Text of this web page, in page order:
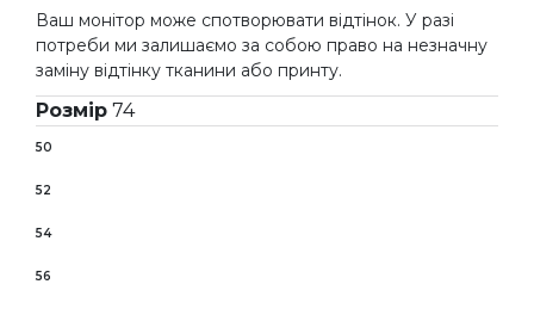
Ваш монітор може спотворювати відтінок. У разі
потреби ми залишаємо за собою право на незначну
заміну відтінку тканини або принту.
Розмір 74
50
52
54
56